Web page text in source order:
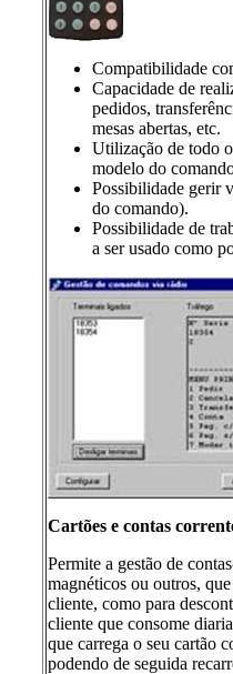
Compatibilidade
Capacidade de
pedidos,
mesas abertas, etc.
Utilização de todo
modelo do
Possibilidade gerir
do comando).
Possibilidade de
a ser usado como
Cartões e contas
Permite a gestão de
magnéticos ou outros,
cliente, como para
cliente que consome
que carrega o seu cartão
podendo de seguida